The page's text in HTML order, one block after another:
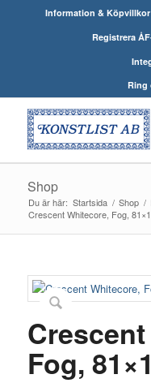
Information & Köpvillkor
Registrera
Ring
Shop
Du är här: Startsida / Shop /
Crescent Whitecore, Fog,
Fog,